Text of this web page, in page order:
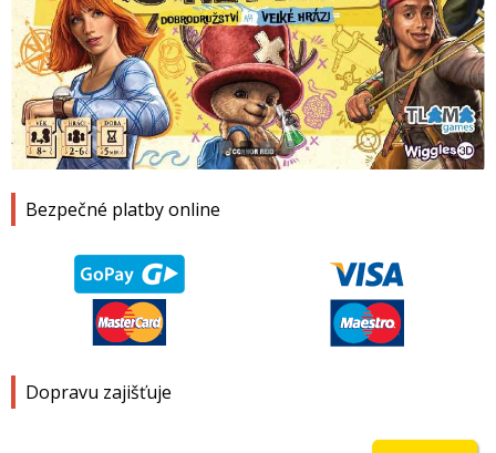
Bezpečné platby online
Dopravu zajišťuje